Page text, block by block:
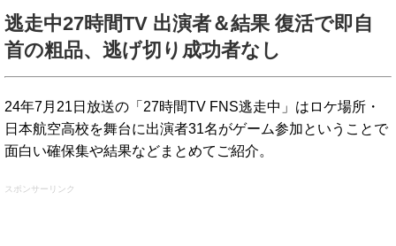
逃走中27時間TV 出演者＆結果 復活で即自
首の粗品、逃げ切り成功者なし
24年7月21日放送の「27時間TV FNS逃走中」はロケ場所・
日本航空高校を舞台に出演者31名がゲーム参加ということで
面白い確保集や結果などまとめてご紹介。
スポンサーリンク